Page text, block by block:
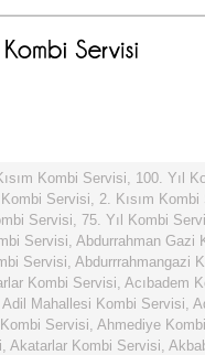
Kombi Servisi, 100. Yıl
Servisi, 2. Kısım Kombi
Servisi, 75. Yıl Kombi
Servisi, Abdurrahman Gazi
Servisi, Abdurrrahmangazi
Kombi Servisi, Acıbadem
Adil Mahallesi Kombi Servisi,
Servisi, Ahmediye
, Akatarlar Kombi Servisi,